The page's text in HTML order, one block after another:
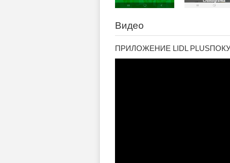
Видео
ПРИЛОЖЕНИЕ LIDL